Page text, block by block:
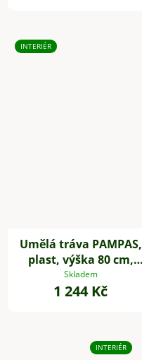
INTERIÉR
Umělá tráva PAMPAS,
plast, výška 80 cm,
zelená
Skladem
1 244 Kč
INTERIÉR